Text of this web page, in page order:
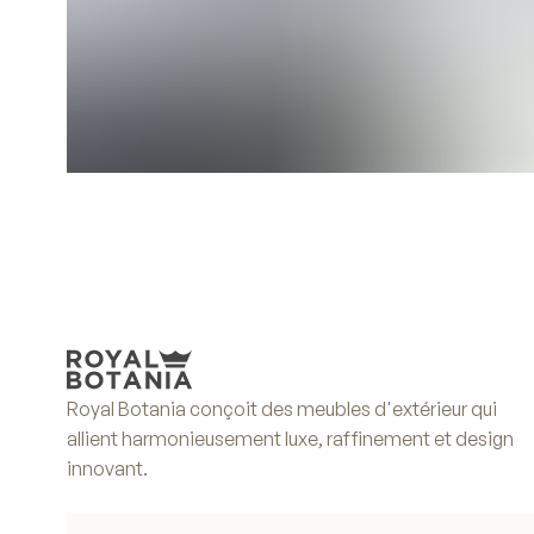
Royal Botania conçoit des meubles d'extérieur qui
allient harmonieusement luxe, raffinement et design
innovant.